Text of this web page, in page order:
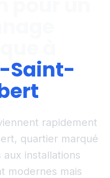
Saint-
rapidement
quartier marqué
installations
modernes mais